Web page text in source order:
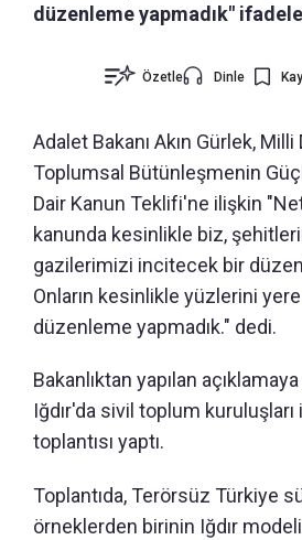
düzenleme yapmadık"
Özetle Dinle
Adalet Bakanı Akın Gürlek, Milli
Toplumsal Bütünleşmenin
Dair Kanun Teklifi'ne ilişkin
kanunda kesinlikle biz,
gazilerimizi incitecek bir
Onların kesinlikle yüzlerini
düzenleme yapmadık." dedi.
Bakanlıktan yapılan
Iğdır'da sivil toplum
toplantısı yaptı.
Toplantıda, Terörsüz Türkiye
örneklerden birinin Iğdır